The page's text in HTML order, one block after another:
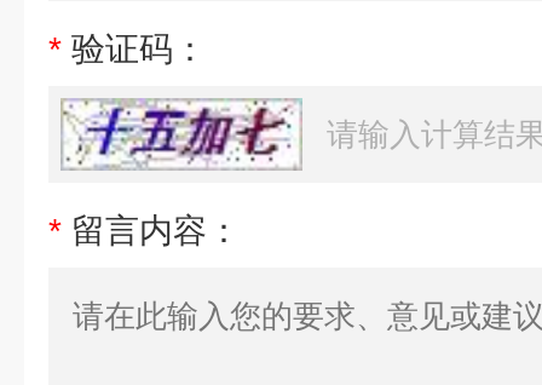
* 验证码：
* 留言内容：